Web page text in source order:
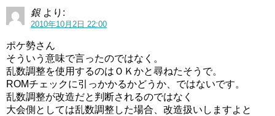
銀 より:
2010年10月2日 22:00
ポケ勢さん
そういう意味で言ったのではなく。
乱数調整を使用するのはＯＫかと尋ねたそうで。
ROMチェックに引っかかるかどうか、ではないです。
乱数調整が改造だと判断されるのではなく
大会側としては乱数調整した場合、改造扱いしますよと